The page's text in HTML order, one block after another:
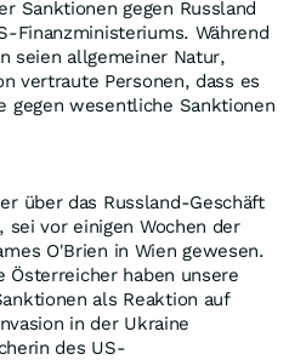
Sanktionen gegen Russland
Finanzministeriums. Während
seien allgemeiner Natur,
vertraute Personen, dass es
gegen wesentliche Sanktionen
über das Russland-Geschäft
sei vor einigen Wochen der
O'Brien in Wien gewesen.
Österreicher haben unsere
als Reaktion auf
in der Ukraine
des US-